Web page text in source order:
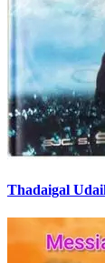
Thadaigal